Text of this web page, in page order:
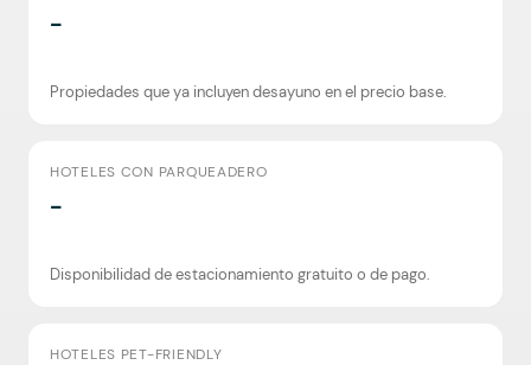
-
Propiedades que ya incluyen desayuno en el precio base.
HOTELES CON PARQUEADERO
-
Disponibilidad de estacionamiento gratuito o de pago.
HOTELES PET-FRIENDLY